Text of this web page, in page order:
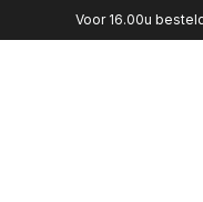
Voor 16.00u